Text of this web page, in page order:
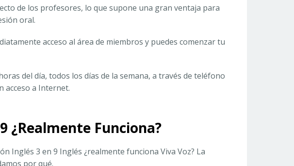
de los profesores, lo que supone una gran ventaja para
oral.
acceso al área de miembros y puedes comenzar tu
del día, todos los días de la semana, a través de teléfono
acceso a Internet.
¿Realmente Funciona?
Inglés 3 en 9 Inglés ¿realmente funciona Viva Voz? La
por qué.